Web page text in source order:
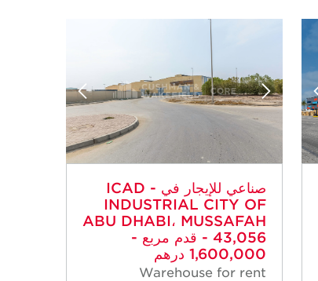
صناعي للإيجار في ICAD -
INDUSTRIAL CITY OF
ABU DHABI، MUSSAFAH
- 43,056 قدم مربع -
1,600,000 درهم
Warehouse for rent